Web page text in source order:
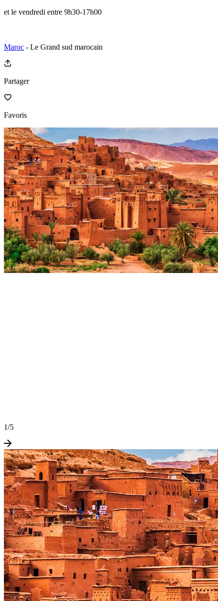
et le vendredi entre 9h30-17h00
Maroc - Le Grand sud marocain
Partager
Favoris
1/5